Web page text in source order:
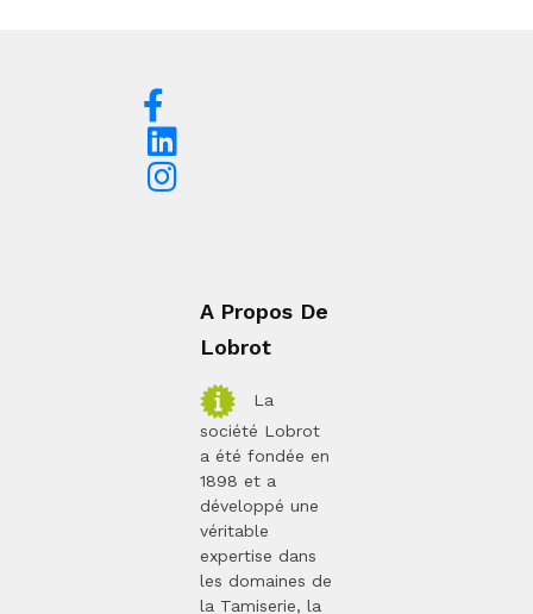
A Propos De
Lobrot
La
société Lobrot
a été fondée en
1898 et a
développé une
véritable
expertise dans
les domaines de
la Tamiserie, la